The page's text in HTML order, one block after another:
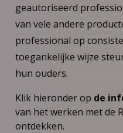
geautoriseerd
van vele andere
professional op
toegankelijke wijze
hun ouders.
Klik hieronder op de
van het werken met de
ontdekken.